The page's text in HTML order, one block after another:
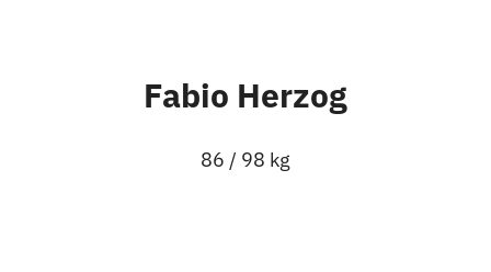
Fabio Herzog
86 / 98 kg